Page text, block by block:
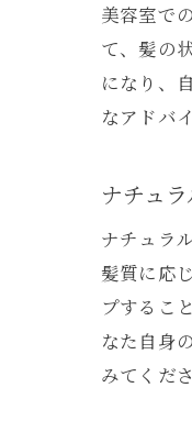
美容室で
て、髪の
になり、
なアドバ
ナチュ
ナチュラ
髪質に応
プするこ
なた自身
みてくだ